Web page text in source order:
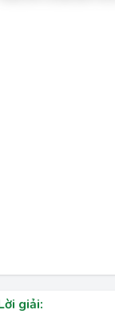
giải: